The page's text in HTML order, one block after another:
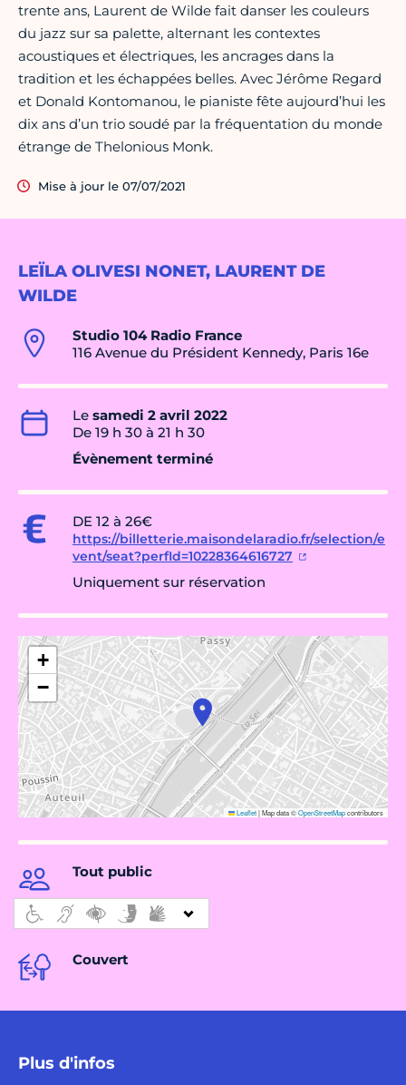
LEÏLA OLIVESI NONET, LAURENT DE
WILDE
Studio 104 Radio France
116 Avenue du Président Kennedy, Paris 16e
Le samedi 2 avril 2022
De 19 h 30 à 21 h 30
Évènement terminé
DE 12 à 26€
https://billetterie.maisondelaradio.fr/selection/e
vent/seat?perfId=10228364616727
Uniquement sur réservation
+
−
Leaflet|Map data ©OpenStreetMapcontributors
Tout public
Couvert
Plus d'infos
trente ans, Laurent de Wilde fait danser les couleurs
du jazz sur sa palette, alternant les contextes
acoustiques et électriques, les ancrages dans la
tradition et les échappées belles. Avec Jérôme Regard
et Donald Kontomanou, le pianiste fête aujourd’hui les
dix ans d’un trio soudé par la fréquentation du monde
étrange de Thelonious Monk.
Mise à jour le 07/07/2021